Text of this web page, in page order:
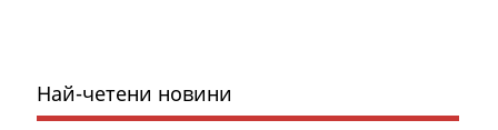
Най-четени новини